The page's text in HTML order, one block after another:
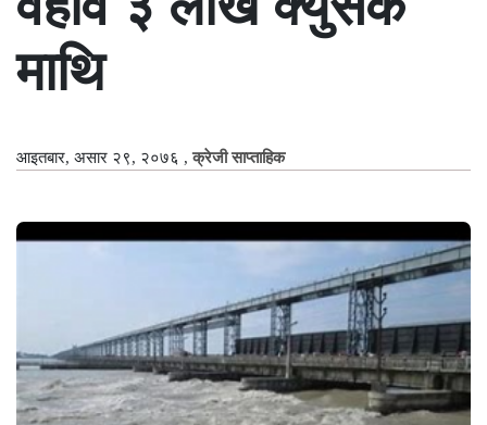
माथि
आइतबार, असार २९, २०७६ ,क्रेजी साप्ताहिक